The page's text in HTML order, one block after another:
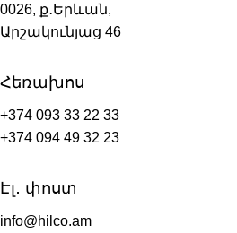
0026, ք․Երևան,
Արշակունյաց 46
Հեռախոս
+374 093 33 22 33
+374 094 49 32 23
Էլ․ փոստ
info@hilco.am